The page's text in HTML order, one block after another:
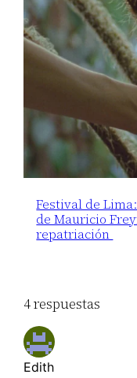
Festival de
de Mauricio
repatriación
4 respuestas
Edith